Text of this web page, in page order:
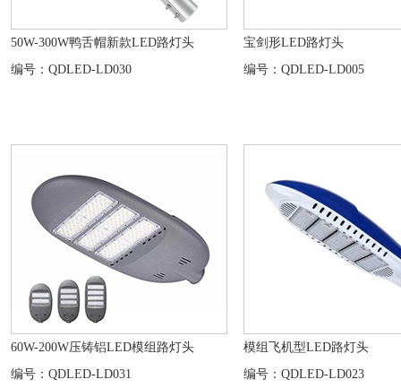
50W-300W鸭舌帽新款LED路灯头
编号：QDLED-LD030
宝剑形LED路灯头
编号：QDLED-LD005
60W-200W压铸铝LED模组路灯头
编号：QDLED-LD031
模组飞机型LED路灯头
编号：QDLED-LD023